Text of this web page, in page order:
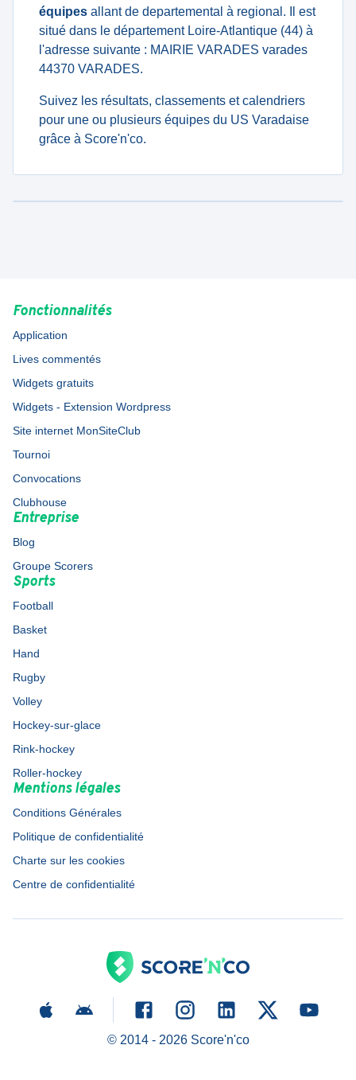
équipes allant de departemental à regional. Il est
situé dans le département Loire-Atlantique (44) à
l'adresse suivante : MAIRIE VARADES varades
44370 VARADES.
Suivez les résultats, classements et calendriers
pour une ou plusieurs équipes du US Varadaise
grâce à Score'n'co.
Fonctionnalités
Application
Lives commentés
Widgets gratuits
Widgets - Extension Wordpress
Site internet MonSiteClub
Tournoi
Convocations
Clubhouse
Entreprise
Blog
Groupe Scorers
Sports
Football
Basket
Hand
Rugby
Volley
Hockey-sur-glace
Rink-hockey
Roller-hockey
Mentions légales
Conditions Générales
Politique de confidentialité
Charte sur les cookies
Centre de confidentialité
© 2014 - 2026Score'n'co